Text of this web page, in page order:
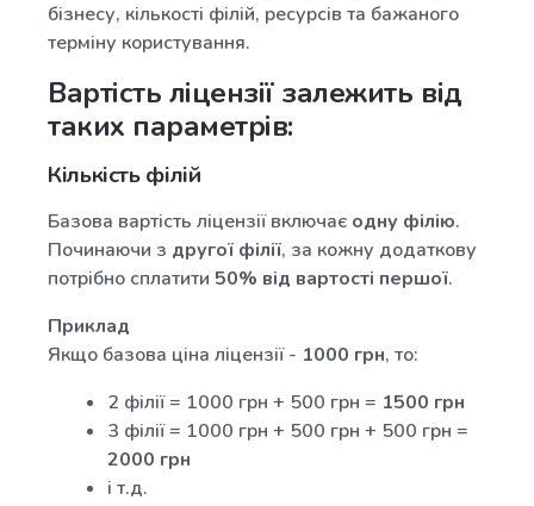
бізнесу, кількості філій, ресурсів та бажаного
терміну користування.
Вартість ліцензії залежить від
таких параметрів:
Кількість філій
Базова вартість ліцензії включає одну філію.
Починаючи з другої філії, за кожну додаткову
потрібно сплатити 50% від вартості першої.
Приклад
Якщо базова ціна ліцензії - 1000 грн, то:
2 філії = 1000 грн + 500 грн = 1500 грн
3 філії = 1000 грн + 500 грн + 500 грн =
2000 грн
і т.д.